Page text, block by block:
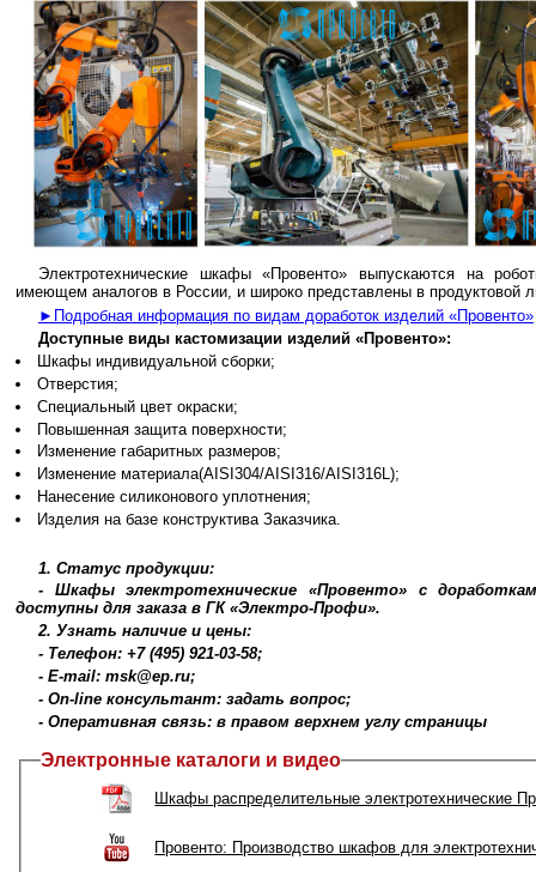
Электротехнические шкафы «Провенто» выпускаются на
имеющем аналогов в России, и широко представлены в продуктовой
►Подробная информация по видам доработок изделий «Провенто»
Доступные виды кастомизации изделий «Провенто»:
Шкафы индивидуальной сборки;
Отверстия;
Специальный цвет окраски;
Повышенная защита поверхности;
Изменение габаритных размеров;
Изменение материала(AISI304/AISI316/AISI316L);
Нанесение силиконового уплотнения;
Изделия на базе конструктива Заказчика.
1. Статус продукции:
- Шкафы электротехнические «Провенто» с
доступны для заказа в ГК «Электро-Профи».
2. Узнать наличие и цены:
- Телефон: +7 (495) 921-03-58;
- E-mail: msk@ep.ru;
- On-line консультант: задать вопрос;
- Оперативная связь: в правом верхнем углу страницы
Электронные каталоги и видео
Шкафы распределительные электротехнические
Провенто: Производство шкафов для